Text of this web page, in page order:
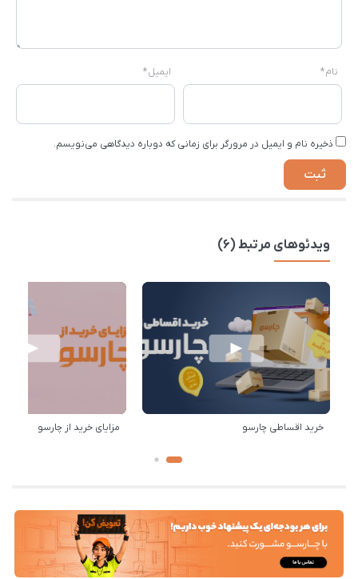
نام* ایمیل*
ذخیره نام و ایمیل در مرورگر برای زمانی که دوباره دیدگاهی می‌نویسم.
ویدئوهای مرتبط (6)
خرید اقساطی چارسو مزایای خرید از چارسو